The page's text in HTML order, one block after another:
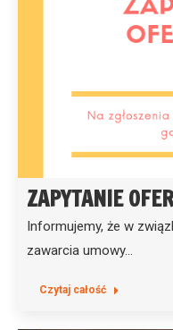
ZAPYTANIE
Informujemy, że w
zawarcia umowy…
Czytaj całość